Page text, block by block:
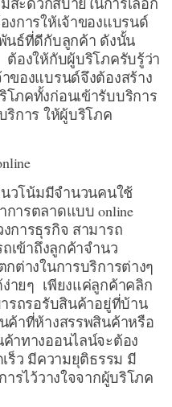
การให้เจ้าของแบรนด์
นธ์ที่ดีกับลูกค้า ดังนั้น
องให้กับผู้บริโภครับรู้ว่า
ของแบรนด์จึงต้องสร้าง
ภคทั้งก่อนเข้ารับบริการ
ริการ ให้ผู้บริโภค
วโน้มมีจำนวนคนใช้
ารตลาดแบบ online
การธุรกิจ สามารถ
เข้าถึงลูกค้าจำนว
ต่างในการบริการต่างๆ
ายๆ เพียงแค่ลูกค้าคลิก
รถรอรับสินค้าอยู่ที่บ้าน
ค้าที่ห้างสรรพสินค้าหรือ
าทางออนไลน์จะต้อง
ร็ว มีความยุติธรรม มี
ารไว้วางใจจากผู้บริโภค